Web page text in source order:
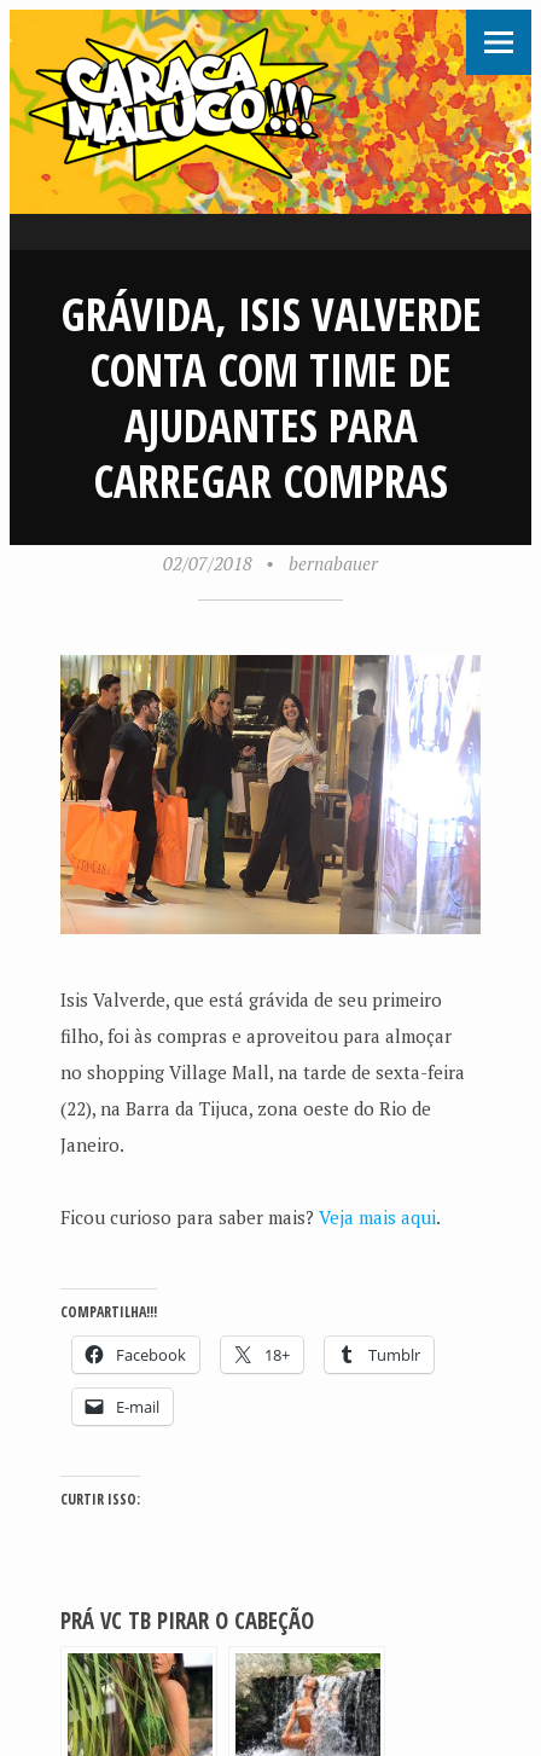
GRÁVIDA, ISIS VALVERDE
CONTA COM TIME DE
AJUDANTES PARA
CARREGAR COMPRAS
02/07/2018 • bernabauer
Isis Valverde, que está grávida de seu primeiro
filho, foi às compras e aproveitou para almoçar
no shopping Village Mall, na tarde de sexta-feira
(22), na Barra da Tijuca, zona oeste do Rio de
Janeiro.
Ficou curioso para saber mais? Veja mais aqui.
COMPARTILHA!!!
Facebook 18+ Tumblr
E-mail
CURTIR ISSO:
PRÁ VC TB PIRAR O CABEÇÃO